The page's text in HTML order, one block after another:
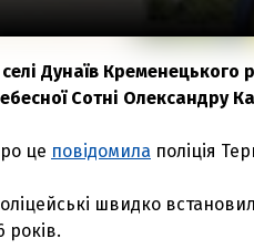
Дунаїв Кременецького
Сотні Олександру
це повідомила поліція
швидко
років.